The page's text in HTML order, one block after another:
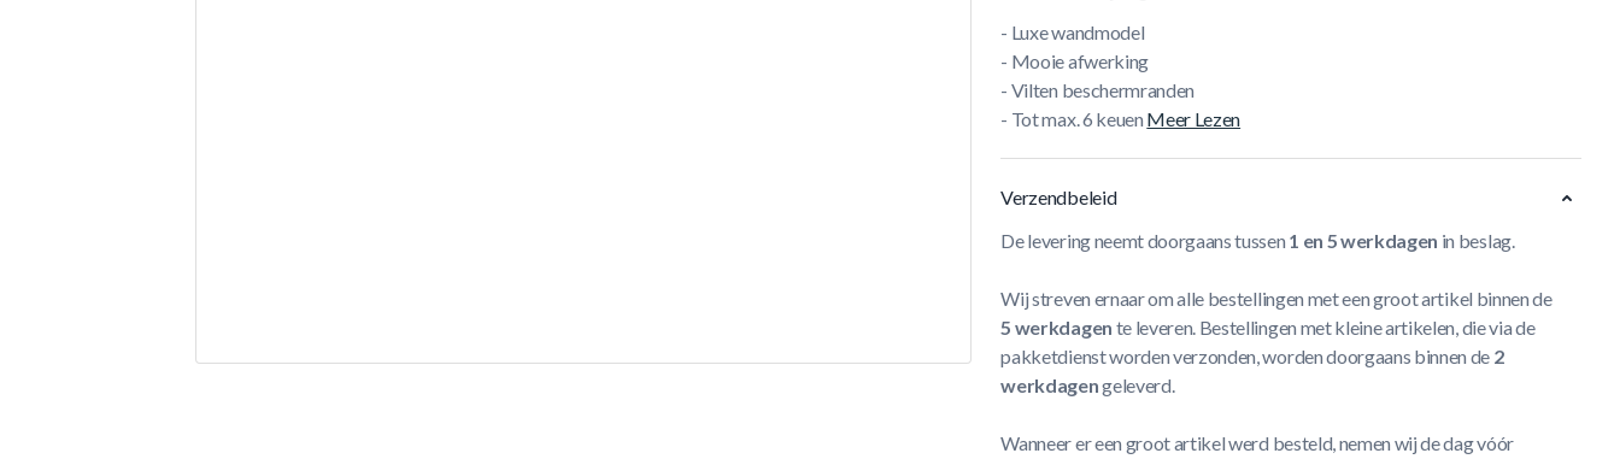
- Luxe wandmodel
- Mooie afwerking
- Vilten beschermranden
- Tot max. 6 keuen Meer Lezen
Verzendbeleid
De levering neemt doorgaans tussen 1 en 5 werkdagen in beslag.
Wij streven ernaar om alle bestellingen met een groot artikel binnen de
5 werkdagen te leveren. Bestellingen met kleine artikelen, die via de
pakketdienst worden verzonden, worden doorgaans binnen de 2
werkdagengeleverd.
Wanneer er een groot artikel werd besteld, nemen wij de dag vóór